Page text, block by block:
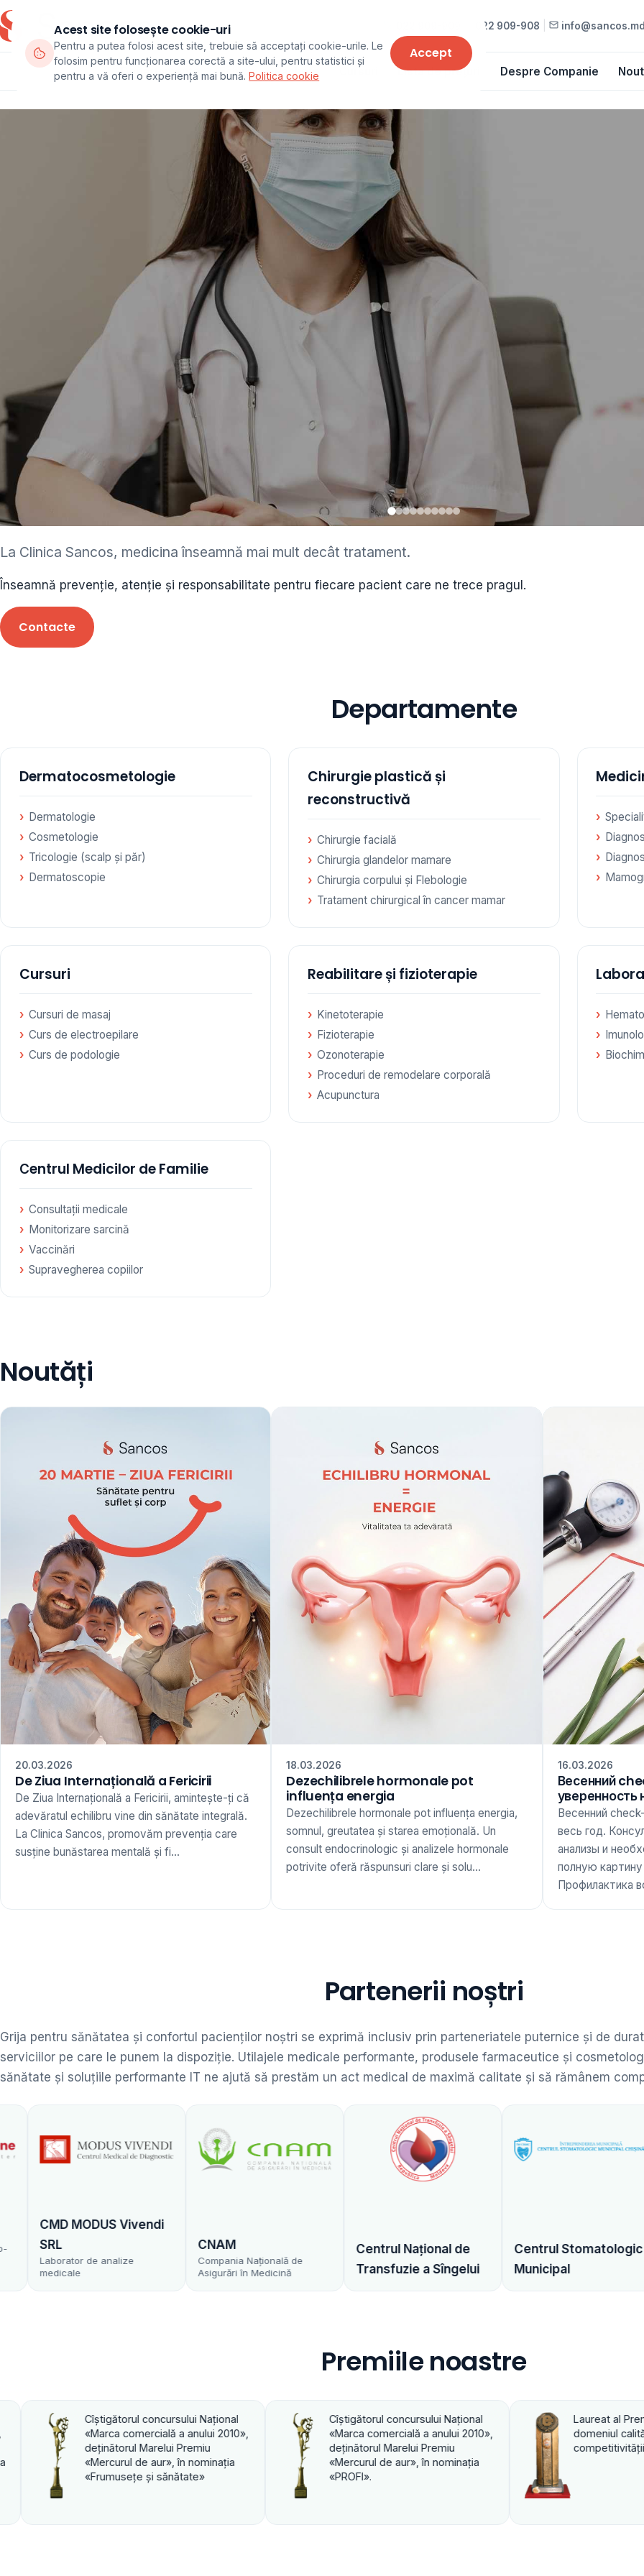
022 909-908 info@sancos.md
Departamente Echipa Pachete Cursuri Lista de prețuri Despre Companie
• neurolog •
• cardiolog •
• endocrinolog
La Clinica Sancos, medicina înseamnă mai mult decât tratament.
Înseamnă prevenție, atenție și responsabilitate pentru fiecare pacient care ne trece pragul.
Contacte
Departamente
Dermatocosmetologie
Dermatologie
Cosmetologie
Tricologie (scalp și păr)
Dermatoscopie
Chirurgie plastică și
reconstructivă
Chirurgie facială
Chirurgia glandelor mamare
Chirurgia corpului și Flebologie
Tratament chirurgical în cancer mamar
Cursuri
Cursuri de masaj
Curs de electroepilare
Curs de podologie
Reabilitare și fizioterapie
Kinetoterapie
Fizioterapie
Ozonoterapie
Proceduri de remodelare corporală
Acupunctura
Сentrul Medicilor de Familie
Consultații medicale
Monitorizare sarcină
Vaccinări
Supravegherea copiilor
Noutăți
20.03.2026
De Ziua Internațională a Fericirii
De Ziua Internațională a Fericirii, amintește-ți că
adevăratul echilibru vine din sănătate integrală.
La Clinica Sancos, promovăm prevenția care
susține bunăstarea mentală și fi...
18.03.2026
Dezechilibrele hormonale pot
influența energia
Dezechilibrele hormonale pot influența energia,
somnul, greutatea și starea emoțională. Un
consult endocrinologic și analizele hormonale
potrivite oferă răspunsuri clare și solu...
16.03.2026
Весенний
уверенность
Весенний
весь год.
анализы и
полную
Профилактика
Partenerii noștri
Grija pentru sănătatea și confortul pacienților noștri se exprimă inclusiv prin parteneriatele puternice și de
serviciilor pe care le punem la dispoziție. Utilajele medicale performante, produsele farmaceutice și
sănătate și soluțiile performante IT ne ajută să prestăm un act medical de maximă calitate și să rămânem
Vivendi
de analize
Compania Naţională de
Asigurări în Medicină
Centrul Național de
Transfuzie a Sîngelui
Centrul Stomatologic
Municipal
Dita
Premiile noastre
2010»,
Cîştigătorul concursului Naţional
«Marca comercială a anului 2010»,
deţinătorul Marelui Premiu
«Mercurul de aur», în nominaţia
«PROFI».
Laureat al Premiului de Stat în
domeniul calităţii, productivităţii şi
competitivităţii 2003
Acest site folosește cookie-uri
Pentru a putea folosi acest site, trebuie să acceptați cookie-urile. Le
folosim pentru funcționarea corectă a site-ului, pentru statistici și
pentru a vă oferi o experiență mai bună.Politica cookie
Accept